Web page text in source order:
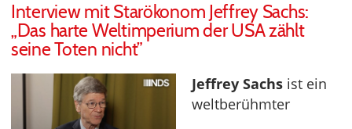
Interview mit Starökonom Jeffrey Sachs:
„Das harte Weltimperium der USA zählt
seine Toten nicht”
Jeffrey Sachs ist ein
weltberühmter